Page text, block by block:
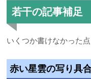
若干の記事補足
いくつか書けなかった
赤い星雲の写り具